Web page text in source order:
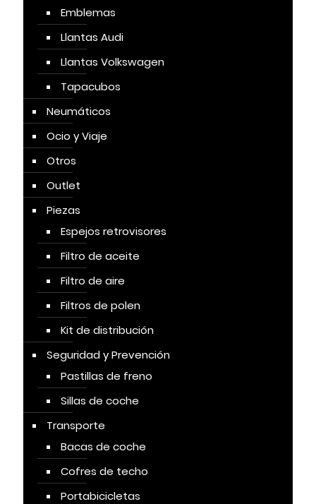
Emblemas
Llantas Audi
Llantas Volkswagen
Tapacubos
Neumáticos
Ocio y Viaje
Otros
Outlet
Piezas
Espejos retrovisores
Filtro de aceite
Filtro de aire
Filtros de polen
Kit de distribución
Seguridad y Prevención
Pastillas de freno
Sillas de coche
Transporte
Bacas de coche
Cofres de techo
Portabicicletas